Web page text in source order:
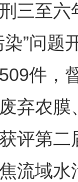
三至
”问题
件，
弃农
评第二
流域